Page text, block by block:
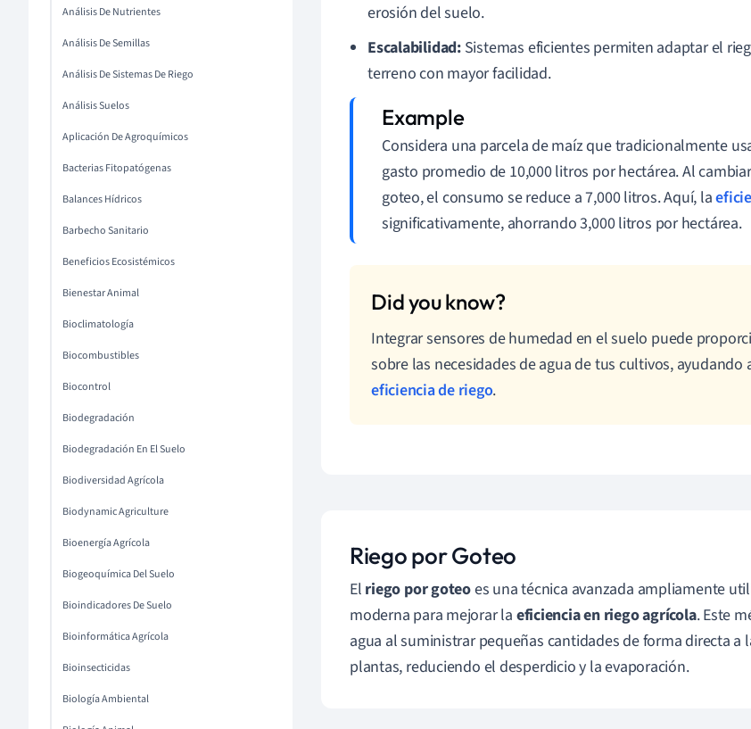
Análisis De Nutrientes
Análisis De Semillas
Análisis De Sistemas De Riego
Análisis Suelos
Aplicación De Agroquímicos
Bacterias Fitopatógenas
Balances Hídricos
Barbecho Sanitario
Beneficios Ecosistémicos
Bienestar Animal
Bioclimatología
Biocombustibles
Biocontrol
Biodegradación
Biodegradación En El Suelo
Biodiversidad Agrícola
Biodynamic Agriculture
Bioenergía Agrícola
Biogeoquímica Del Suelo
Bioindicadores De Suelo
Bioinformática Agrícola
Bioinsecticidas
Biología Ambiental
erosión del suelo.
Escalabilidad:Sistemas eficientes permiten adaptar el
terreno con mayor facilidad.
Considera una parcela de maíz que tradicionalmente
gasto promedio de 10,000 litros por hectárea. Al
goteo, el consumo se reduce a 7,000 litros. Aquí, la
significativamente, ahorrando 3,000 litros por hectárea.
Integrar sensores de humedad en el suelo puede
sobre las necesidades de agua de tus cultivos, ayudando
eficiencia de riego.
Riego por Goteo
El riego por goteoes una técnica avanzada ampliamente
moderna para mejorar la eficiencia en riego agrícola. Este
agua al suministrar pequeñas cantidades de forma directa a
plantas, reduciendo el desperdicio y la evaporación.